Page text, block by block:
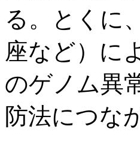
る。とくに
座など）に
のゲノム異
防法につな